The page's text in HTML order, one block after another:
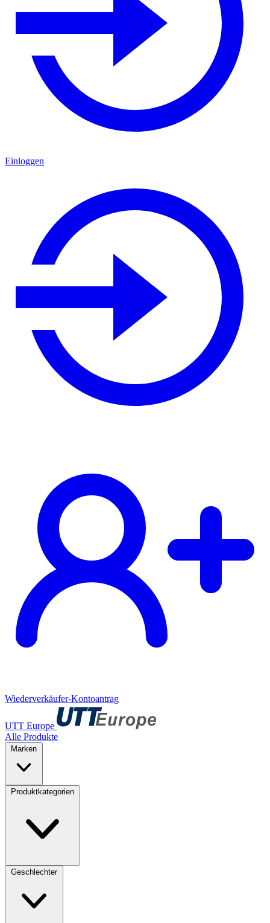
Einloggen
Wiederverkäufer-Kontoantrag
UTT Europe
Alle Produkte
Marken
Produktkategorien
Geschlechter